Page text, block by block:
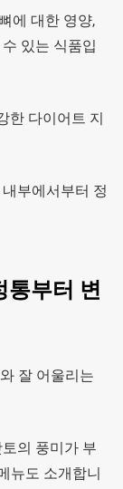
에 대한 영양,
있는 식품입
한 다이어트 지
부에서부터 정
통부터 변
잘 어울리는
의 풍미가 부
뉴도 소개합니